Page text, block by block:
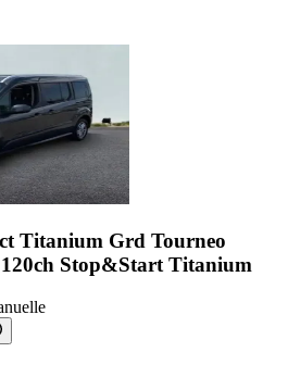
Titanium Grd Tourneo
Stop&Start Titanium